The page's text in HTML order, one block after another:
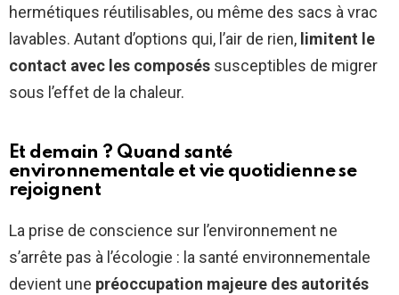
hermétiques réutilisables, ou même des sacs à vrac
lavables. Autant d’options qui, l’air de rien, limitent le
contact avec les composés susceptibles de migrer
sous l’effet de la chaleur.
Et demain ? Quand santé
environnementale et vie quotidienne se
rejoignent
La prise de conscience sur l’environnement ne
s’arrête pas à l’écologie : la santé environnementale
devient une préoccupation majeure des autorités